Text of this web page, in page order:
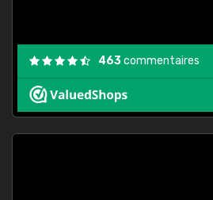
463commentaires